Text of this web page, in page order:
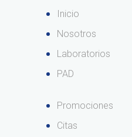
Inicio
Nosotros
Laboratorios
PAD
Promociones
Citas